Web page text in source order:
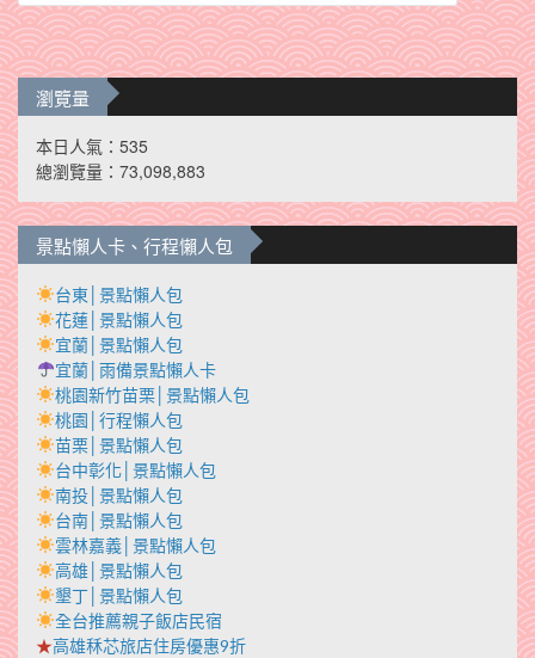
瀏覽量
本日人氣：535
總瀏覽量：73,098,883
景點懶人卡、行程懶人包
台東│景點懶人包
花蓮│景點懶人包
宜蘭│景點懶人包
宜蘭│雨備景點懶人卡
桃園新竹苗栗│景點懶人包
桃園│行程懶人包
苗栗│景點懶人包
台中彰化│景點懶人包
南投│景點懶人包
台南│景點懶人包
雲林嘉義│景點懶人包
高雄│景點懶人包
墾丁│景點懶人包
全台推薦親子飯店民宿
★高雄秝芯旅店住房優惠9折